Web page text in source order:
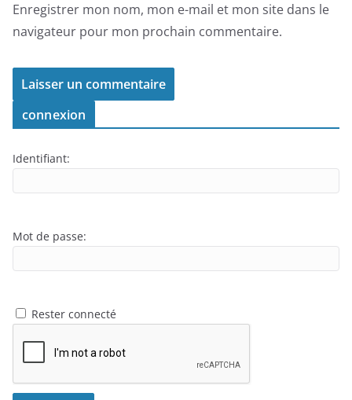
Enregistrer mon nom, mon e-mail et mon site dans le
navigateur pour mon prochain commentaire.
connexion
Identifiant:
Mot de passe:
Rester connecté